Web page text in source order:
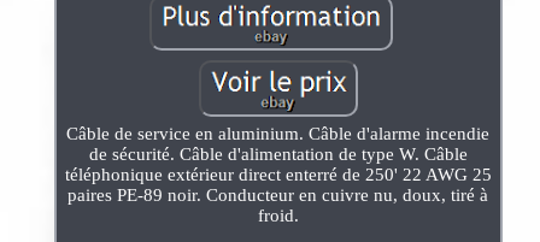
Câble de service en aluminium. Câble d'alarme incendie
de sécurité. Câble d'alimentation de type W. Câble
téléphonique extérieur direct enterré de 250' 22 AWG 25
paires PE-89 noir. Conducteur en cuivre nu, doux, tiré à
froid.